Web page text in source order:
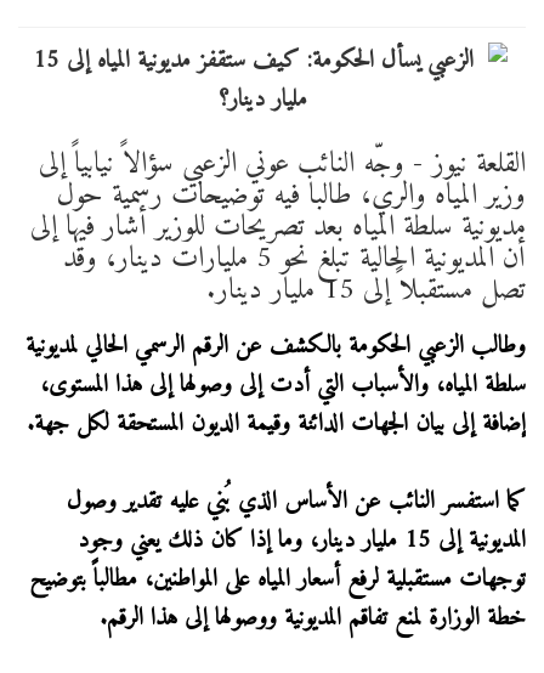
القلعة نيوز - وجّه النائب عوني الزعبي سؤالاً نيابياً إلى
وزير المياه والري، طالبا فيه توضيحات رسمية حول
مديونية سلطة المياه بعد تصريحات للوزير أشار فيها إلى
أن المديونية الحالية تبلغ نحو 5 مليارات دينار، وقد
تصل مستقبلاً إلى 15 مليار دينار.
وطالب الزعبي الحكومة بالكشف عن الرقم الرسمي الحالي لمديونية
سلطة المياه، والأسباب التي أدت إلى وصولها إلى هذا المستوى،
إضافة إلى بيان الجهات الدائنة وقيمة الديون المستحقة لكل جهة.
كما استفسر النائب عن الأساس الذي بُني عليه تقدير وصول
المديونية إلى 15 مليار دينار، وما إذا كان ذلك يعني وجود
توجهات مستقبلية لرفع أسعار المياه على المواطنين، مطالباً بتوضيح
خطة الوزارة لمنع تفاقم المديونية ووصولها إلى هذا الرقم.